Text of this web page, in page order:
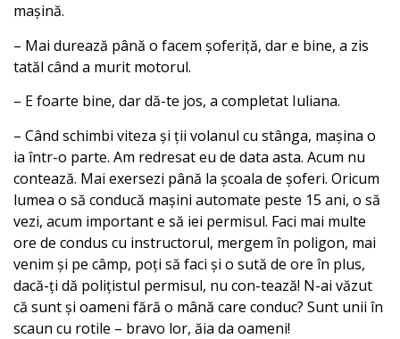
mașină.
– Mai durează până o facem șoferiță, dar e bine, a zis
tatăl când a murit motorul.
– E foarte bine, dar dă-te jos, a completat Iuliana.
– Când schimbi viteza și ții volanul cu stânga, mașina o
ia într-o parte. Am redresat eu de data asta. Acum nu
contează. Mai exersezi până la școala de șoferi. Oricum
lumea o să conducă mașini automate peste 15 ani, o să
vezi, acum important e să iei permisul. Faci mai multe
ore de condus cu instructorul, mergem în poligon, mai
venim și pe câmp, poți să faci și o sută de ore în plus,
dacă-ți dă polițistul permisul, nu con-tează! N-ai văzut
că sunt și oameni fără o mână care conduc? Sunt unii în
scaun cu rotile – bravo lor, ăia da oameni!